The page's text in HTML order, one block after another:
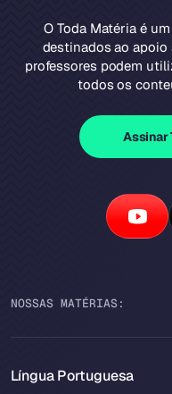
O Toda Matéria é
destinados ao apoio
professores podem
todos os
Assinar
NOSSAS MATÉRIAS:
Língua Portuguesa